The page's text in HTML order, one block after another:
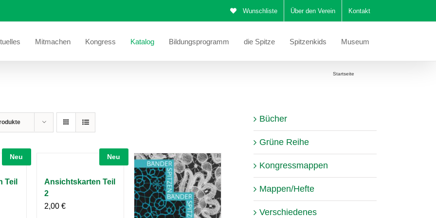
Wunschliste Über den Verein Kontakt
Mitmachen Kongress Katalog Bildungsprogramm die Spitze Spitzenkids Museum
Startseite
Neu
Teil
Neu
Ansichtskarten Teil
2
2,00 €
Bücher
Grüne Reihe
Kongressmappen
Mappen/Hefte
Verschiedenes